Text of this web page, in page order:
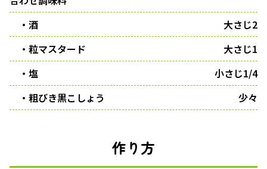
・酒
大さじ2
・粒マスタード
大さじ1
・塩
小さじ1/4
・粗びき黒こしょう
少々
作り方